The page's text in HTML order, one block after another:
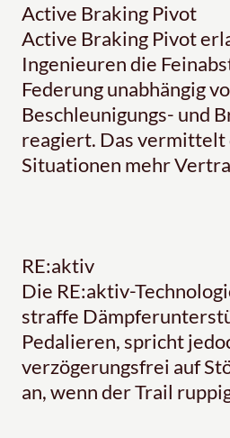
Active Braking Pivot
Active Braking Pivot
Ingenieuren die
Federung unabhängig
Beschleunigungs- und
reagiert. Das
Situationen mehr
RE:aktiv
Die RE:aktiv-
straffe
Pedalieren, spricht
verzögerungsfrei auf
an, wenn der Trail